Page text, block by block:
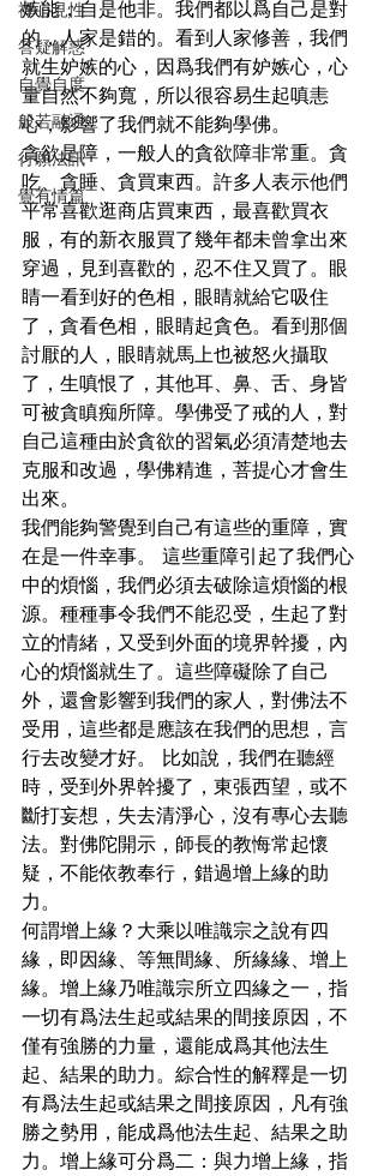
禪心見性
答疑解惑
自覺自度
般若融通
行願法訊
覺有情篇
嫉能，自是他非。我們都以爲自己是對
的，人家是錯的。看到人家修善，我們
就生妒嫉的心，因爲我們有妒嫉心，心
量自然不夠寬，所以很容易生起嗔恚
心，影響了我們就不能夠學佛。
貪欲是障，一般人的貪欲障非常重。貪
吃、貪睡、貪買東西。許多人表示他們
平常喜歡逛商店買東西，最喜歡買衣
服，有的新衣服買了幾年都未曾拿出來
穿過，見到喜歡的，忍不住又買了。眼
睛一看到好的色相，眼睛就給它吸住
了，貪看色相，眼睛起貪色。看到那個
討厭的人，眼睛就馬上也被怒火攝取
了，生嗔恨了，其他耳、鼻、舌、身皆
可被貪瞋痴所障。學佛受了戒的人，對
自己這種由於貪欲的習氣必須清楚地去
克服和改過，學佛精進，菩提心才會生
出來。
我們能夠警覺到自己有這些的重障，實
在是一件幸事。 這些重障引起了我們心
中的煩惱，我們必須去破除這煩惱的根
源。種種事令我們不能忍受，生起了對
立的情緒，又受到外面的境界幹擾，內
心的煩惱就生了。這些障礙除了自己
外，還會影響到我們的家人，對佛法不
受用，這些都是應該在我們的思想，言
行去改變才好。 比如說，我們在聽經
時，受到外界幹擾了，東張西望，或不
斷打妄想，失去清淨心，沒有專心去聽
法。對佛陀開示，師長的教悔常起懷
疑，不能依教奉行，錯過增上緣的助
力。
何謂增上緣？大乘以唯識宗之說有四
緣，即因緣、等無間緣、所緣緣、增上
緣。增上緣乃唯識宗所立四緣之一，指
一切有爲法生起或結果的間接原因，不
僅有強勝的力量，還能成爲其他法生
起、結果的助力。綜合性的解釋是一切
有爲法生起或結果之間接原因，凡有強
勝之勢用，能成爲他法生起、結果之助
力。增上緣可分爲二：與力增上緣，指